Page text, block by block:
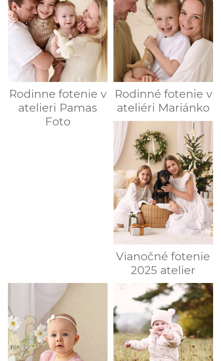
Rodinne fotenie v
atelieri Pamas
Foto
Rodinné fotenie v
ateliéri Mariánko
Vianočné fotenie
2025 atelier